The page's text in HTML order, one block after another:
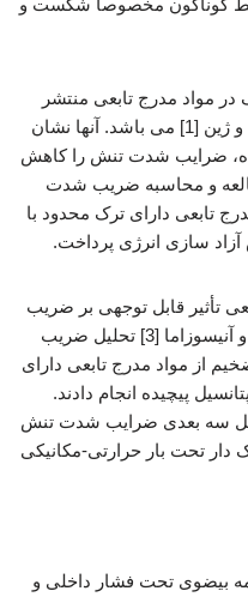
گوناگون مخصوصاً شکست و
در مواد مدرج تابعی منتشر
شده است. در سال 1992 توسط نودا و ژین [1] می باشد. آنها نشان
ضرایب شدت تنش را کاهش
2004 چن [2] بر مطالعه و محاسبه ضریب شدت
تابعی دارای ترک محدود با
سازی انرژی پرداخت.
تأثیر قابل توجهی بر ضریب
شدت تنش دارد. در سال 2006 افسر و آنیسوزاما [3] تحلیل ضریب
از مواد مدرج تابعی دارای
پیچیده انجام دادند.
و تحلیل سه بعدی ضرایب شدت تنش
دار تحت بار حرارتی-مکانیکی
بیضوی تحت فشار داخلی و